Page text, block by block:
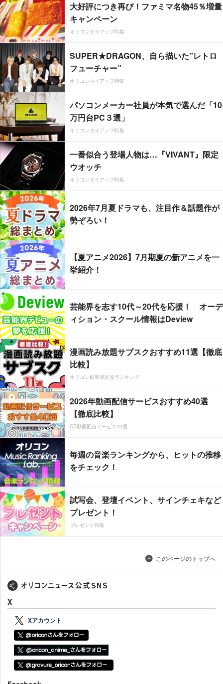
大好評につき再び！ファミマ名物45％増量
キャンペーン
オリコンタイアップ特集
SUPER★DRAGON、自ら描いた”レトロ
フューチャー”
オリコンタイアップ特集
パソコンメーカー社員が本気で選んだ「10
万円台PC３選」
オリコンタイアップ特集
一番似合う登場人物は…『VIVANT』限定
ウオッチ
オリコンタイアップ特集
2026年7月夏ドラマも、注目作＆話題作が
勢ぞろい！
【夏アニメ2026】7月期夏の新アニメを一
挙紹介！
芸能界を志す10代～20代を応援！ オーデ
ィション・スクール情報はDeview
漫画読み放題サブスクおすすめ11選【徹底
比較】
オリコン顧客満足度ランキング
2026年動画配信サービスおすすめ40選
【徹底比較】
CS動画配信サービス20選
毎週の音楽ランキングから、ヒットの推移
をチェック！
試写会、登壇イベント、サインチェキなど
プレゼント！
プレゼント特集
このページのトップへ
X
Xアカウント